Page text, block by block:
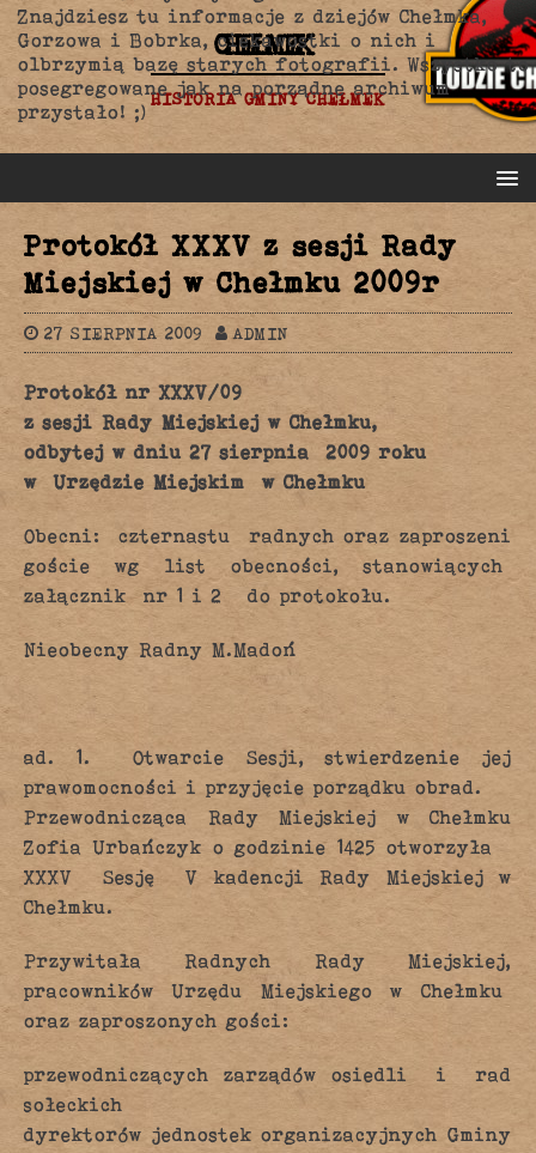
CHEŁMEK
HISTORIA GMINY CHEŁMEK
Znajdziesz tu informacje z dziejów Chełmka,
Gorzowa i Bobrka, ciekawostki o nich i
olbrzymią bazę starych fotografii. Wszystko to
posegregowane jak na porządne archiwum
przystało! ;)
Protokół XXXV z sesji Rady
Miejskiej w Chełmku 2009r
27 SIERPNIA 2009 ADMIN
Protokół nr XXXV/09
z sesji Rady Miejskiej w Chełmku,
odbytej w dniu 27 sierpnia 2009 roku
w Urzędzie Miejskim w Chełmku
Obecni: czternastu radnych oraz zaproszeni
goście wg list obecności, stanowiących
załącznik nr 1 i 2 do protokołu.
Nieobecny Radny M.Madoń
ad. 1. Otwarcie Sesji, stwierdzenie jej
prawomocności i przyjęcie porządku obrad.
Przewodnicząca Rady Miejskiej w Chełmku
Zofia Urbańczyk o godzinie 1425 otworzyła
XXXV Sesję V kadencji Rady Miejskiej w
Chełmku.
Przywitała Radnych Rady Miejskiej,
pracowników Urzędu Miejskiego w Chełmku
oraz zaproszonych gości:
przewodniczących zarządów osiedli i rad
sołeckich
dyrektorów jednostek organizacyjnych Gminy